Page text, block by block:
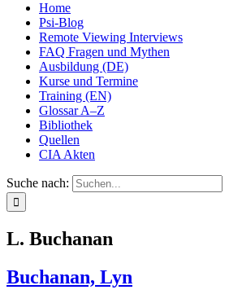
Home
Psi-Blog
Remote Viewing Interviews
FAQ Fragen und Mythen
Ausbildung (DE)
Kurse und Termine
Training (EN)
Glossar A–Z
Bibliothek
Quellen
CIA Akten
Suche nach:
L. Buchanan
Buchanan, Lyn